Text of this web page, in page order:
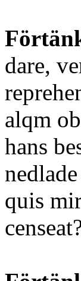
dare,
alqm
hans
quis